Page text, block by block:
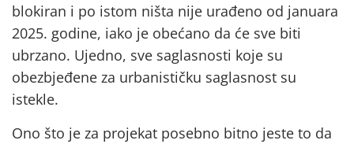
blokiran i po istom ništa nije urađeno od januara
2025. godine, iako je obećano da će sve biti
ubrzano. Ujedno, sve saglasnosti koje su
obezbjeđene za urbanističku saglasnost su
istekle.
Ono što je za projekat posebno bitno jeste to da